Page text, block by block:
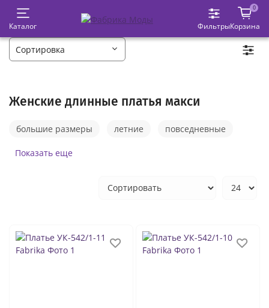
Каталог Фильтры
0
Корзина
Женские длинные платья макси
большие размеры летние
повседневные
чёрные
белые
длинные платья вечерние
Показать еще